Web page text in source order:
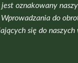
oznakowany
do
się do